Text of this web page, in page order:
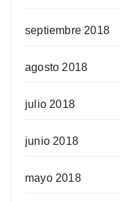
septiembre 2018
agosto 2018
julio 2018
junio 2018
mayo 2018